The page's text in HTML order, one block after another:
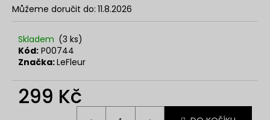
Můžeme doručit do: 11.8.2026
Skladem (3 ks)
Kód: P00744
Značka:LeFleur
299 Kč
e
m
e
GIRL
129